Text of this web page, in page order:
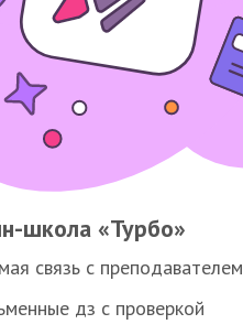
школа «Турбо»
связь с преподавателем
дз с проверкой